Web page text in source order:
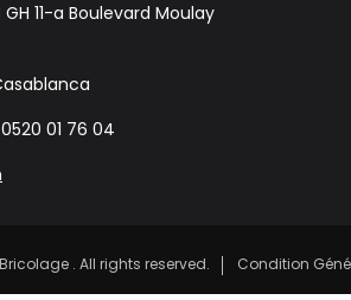
11-a Boulevard Moulay
0520 01 76 04
. All rights reserved. Condition